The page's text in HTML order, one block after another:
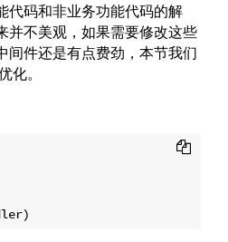
代码和非业务功能代码的解
并不美观，如果需要修改这些
间件还是有点费劲，本节我们
化。